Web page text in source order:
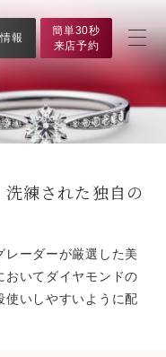
報
簡単30秒
来店予約
練された独自の
レーダーが厳選した美
おいてダイヤモンドの
使いしやすいように配